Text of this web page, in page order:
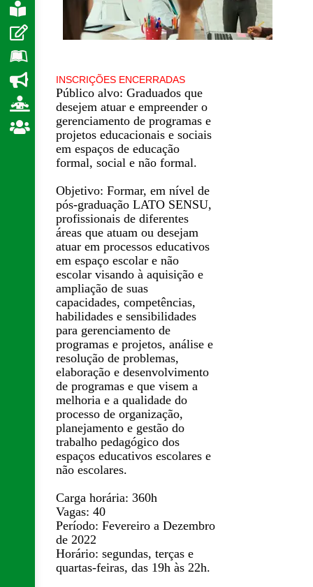
INSCRIÇÕES ENCERRADAS
Público alvo: Graduados que
desejem atuar e empreender o
gerenciamento de programas e
projetos educacionais e sociais
em espaços de educação
formal, social e não formal.
Objetivo: Formar, em nível de
pós-graduação LATO SENSU,
profissionais de diferentes
áreas que atuam ou desejam
atuar em processos educativos
em espaço escolar e não
escolar visando à aquisição e
ampliação de suas
capacidades, competências,
habilidades e sensibilidades
para gerenciamento de
programas e projetos, análise e
resolução de problemas,
elaboração e desenvolvimento
de programas e que visem a
melhoria e a qualidade do
processo de organização,
planejamento e gestão do
trabalho pedagógico dos
espaços educativos escolares e
não escolares.
Carga horária: 360h
Vagas: 40
Período: Fevereiro a Dezembro
de 2022
Horário: segundas, terças e
quartas-feiras, das 19h às 22h.